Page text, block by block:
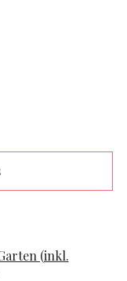
(inkl.